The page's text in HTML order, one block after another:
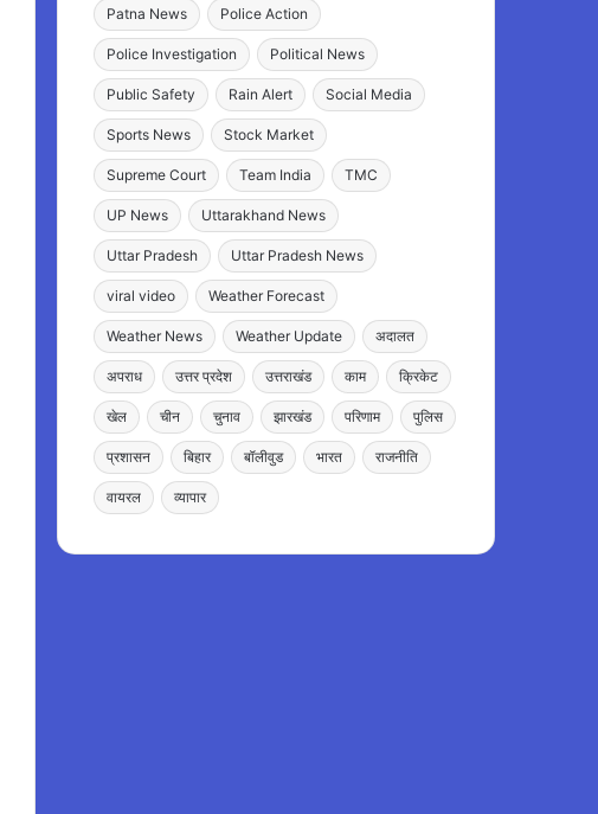
Patna News Police Action
Police Investigation Political News
Public Safety Rain Alert Social Media
Sports News Stock Market
Supreme Court Team India TMC
UP News Uttarakhand News
Uttar Pradesh Uttar Pradesh News
viral video Weather Forecast
Weather News Weather Update अदालत
अपराध उत्तर प्रदेश उत्तराखंड काम क्रिकेट
खेल चीन चुनाव झारखंड परिणाम पुलिस
प्रशासन बिहार बॉलीवुड भारत राजनीति
वायरल व्यापार